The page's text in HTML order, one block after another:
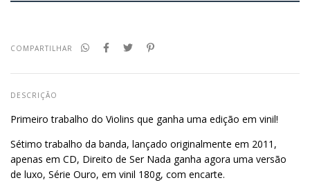
COMPARTILHAR
DESCRIÇÃO
Primeiro trabalho do Violins que ganha uma edição em vinil!
Sétimo trabalho da banda, lançado originalmente em 2011,
apenas em CD, Direito de Ser Nada ganha agora uma versão
de luxo, Série Ouro, em vinil 180g, com encarte.